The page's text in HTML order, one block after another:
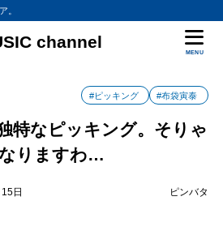
。
channel
MENU
#ピッキング #布袋寅泰
特なピッキング。そりゃ
りますわ…
日 ピンバタ